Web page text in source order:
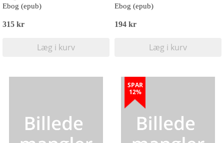
Ebog (epub)
315 kr
Læg i kurv
Ebog (epub)
194 kr
Læg i kurv
SPAR
12%